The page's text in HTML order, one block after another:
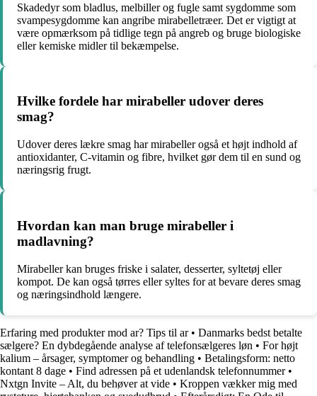
Skadedyr som bladlus, melbiller og fugle samt sygdomme som
svampesygdomme kan angribe mirabelletræer. Det er vigtigt at
være opmærksom på tidlige tegn på angreb og bruge biologiske
eller kemiske midler til bekæmpelse.
Hvilke fordele har mirabeller udover deres
smag?
Udover deres lækre smag har mirabeller også et højt indhold af
antioxidanter, C-vitamin og fibre, hvilket gør dem til en sund og
næringsrig frugt.
Hvordan kan man bruge mirabeller i
madlavning?
Mirabeller kan bruges friske i salater, desserter, syltetøj eller
kompot. De kan også tørres eller syltes for at bevare deres smag
og næringsindhold længere.
Erfaring med produkter mod ar? Tips til ar• Danmarks bedst betalte
sælgere? En dybdegående analyse af telefonsælgeres løn • For højt
kalium – årsager, symptomer og behandling • Betalingsform: netto
kontant 8 dage • Find adressen på et udenlandsk telefonnummer•
Nxtgn Invite – Alt, du behøver at vide • Kroppen vækker mig med